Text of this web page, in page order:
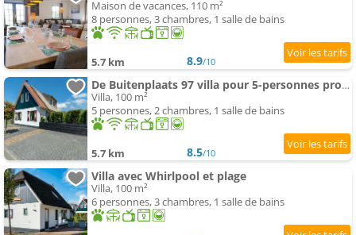
Maison de vacances, 110 m²
8 personnes, 3 chambres, 1 salle de bains
5.7 km 8.9/10
De Buitenplaats 97 villa pour 5-personnes proche de plage
Villa, 100 m²
5 personnes, 2 chambres, 1 salle de bains
5.7 km 8.5/10
Villa avec Whirlpool et plage
Villa, 100 m²
6 personnes, 3 chambres, 1 salle de bains